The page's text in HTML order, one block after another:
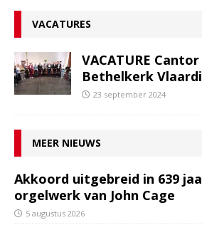
VACATURES
VACATURE
Bethelkerk
23 september 2024
MEER NIEUWS
Akkoord uitgebreid in 639
orgelwerk van John Cage
5 augustus 2026